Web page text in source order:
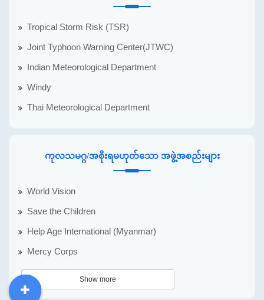
Tropical Storm Risk (TSR)
Joint Typhoon Warning Center(JTWC)
Indian Meteorological Department
Windy
Thai Meteorological Department
ကုလသမဂ္ဂ/အစိုးရမဟုတ်သော အဖွဲ့အစည်းများ
World Vision
Save the Children
Help Age International (Myanmar)
Mercy Corps
Show more